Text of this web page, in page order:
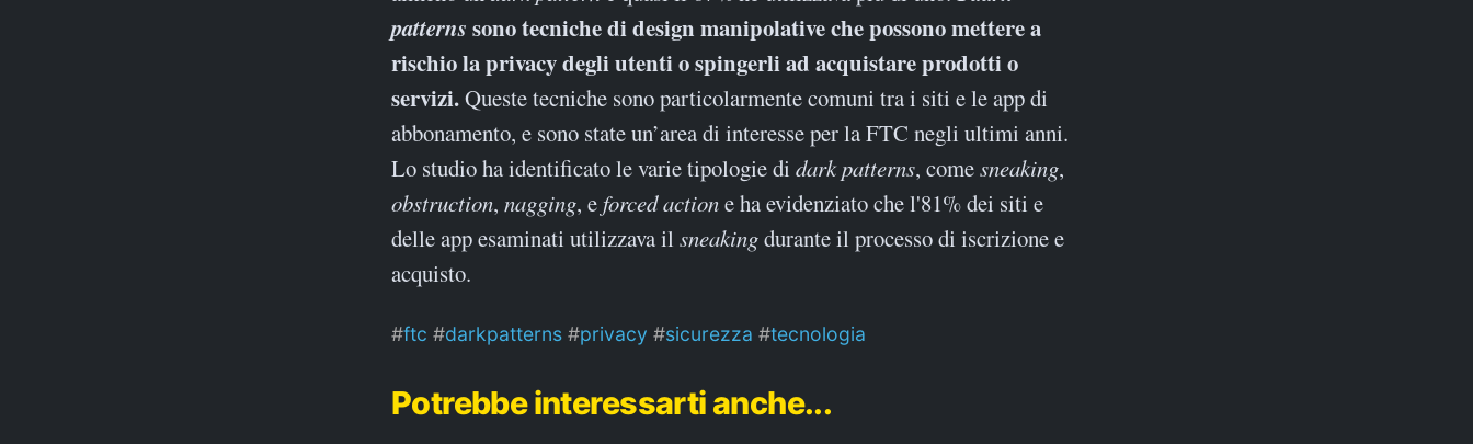
patterns sono tecniche di design manipolative che possono mettere a
rischio la privacy degli utenti o spingerli ad acquistare prodotti o
servizi.Queste tecniche sono particolarmente comuni tra i siti e le app di
abbonamento, e sono state un’area di interesse per la FTC negli ultimi anni.
Lo studio ha identificato le varie tipologie di dark patterns, comesneaking,
obstruction, nagging, eforced actione ha evidenziato che l'81% dei siti e
delle app esaminati utilizzava il sneakingdurante il processo di iscrizione e
acquisto.
ftc darkpatterns privacy sicurezza tecnologia
Potrebbe interessarti anche...